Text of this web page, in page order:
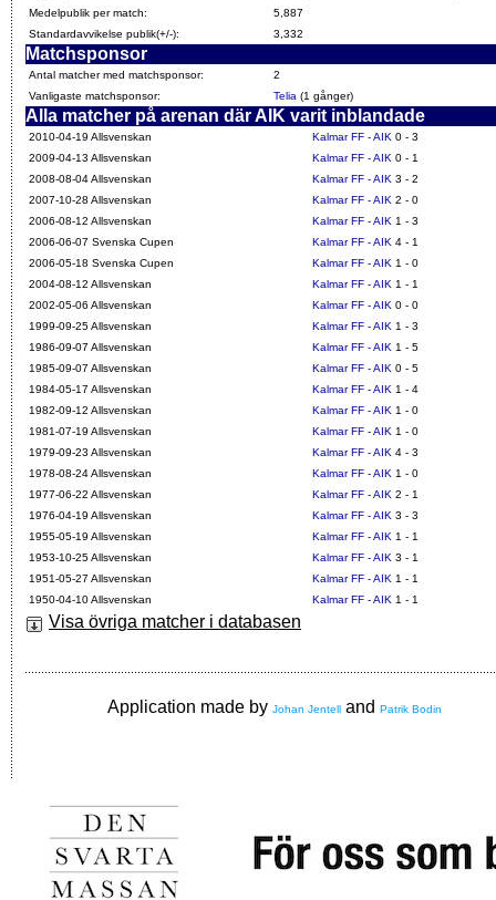
Medelpublik per match:
5,887
Standardavvikelse publik(+/-):
3,332
Matchsponsor
Antal matcher med matchsponsor:
2
Vanligaste matchsponsor:
Telia (1 gånger)
Alla matcher på arenan där AIK varit inblandade
2010-04-19 Allsvenskan Kalmar FF - AIK 0 - 3
2009-04-13 Allsvenskan
Kalmar FF - AIK 0 - 1
2008-08-04 Allsvenskan
Kalmar FF - AIK 3 - 2
2007-10-28 Allsvenskan
Kalmar FF - AIK 2 - 0
2006-08-12 Allsvenskan
Kalmar FF - AIK 1 - 3
2006-06-07 Svenska Cupen
Kalmar FF - AIK 4 - 1
2006-05-18 Svenska Cupen
Kalmar FF - AIK 1 - 0
2004-08-12 Allsvenskan
Kalmar FF - AIK 1 - 1
2002-05-06 Allsvenskan
Kalmar FF - AIK 0 - 0
1999-09-25 Allsvenskan
Kalmar FF - AIK 1 - 3
1986-09-07 Allsvenskan
Kalmar FF - AIK 1 - 5
1985-09-07 Allsvenskan
Kalmar FF - AIK 0 - 5
1984-05-17 Allsvenskan
Kalmar FF - AIK 1 - 4
1982-09-12 Allsvenskan
Kalmar FF - AIK 1 - 0
1981-07-19 Allsvenskan
Kalmar FF - AIK 1 - 0
1979-09-23 Allsvenskan
Kalmar FF - AIK 4 - 3
1978-08-24 Allsvenskan
Kalmar FF - AIK 1 - 0
1977-06-22 Allsvenskan
Kalmar FF - AIK 2 - 1
1976-04-19 Allsvenskan
Kalmar FF - AIK 3 - 3
1955-05-19 Allsvenskan
Kalmar FF - AIK 1 - 1
1953-10-25 Allsvenskan
Kalmar FF - AIK 3 - 1
1951-05-27 Allsvenskan
Kalmar FF - AIK 1 - 1
1950-04-10 Allsvenskan
Kalmar FF - AIK 1 - 1
Visa övriga matcher i databasen
Application made by Johan Jentell and Patrik Bodin